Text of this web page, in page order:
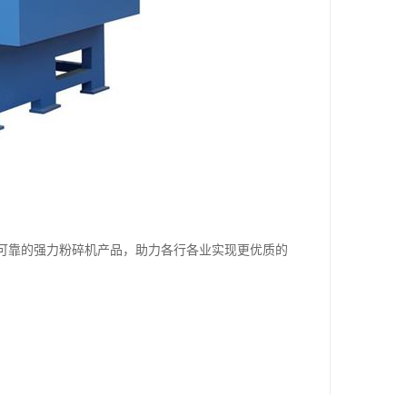
的强力粉碎机产品，助力各行各业实现更优质的